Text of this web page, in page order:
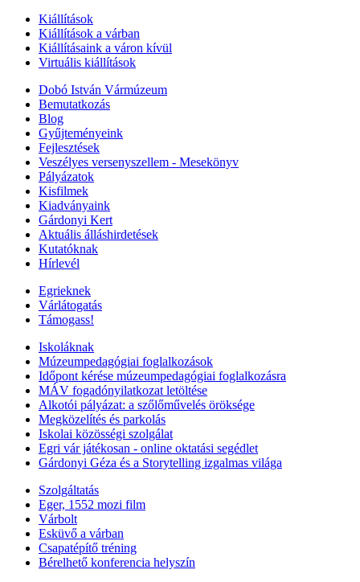
Kiállítások
Kiállítások a várban
Kiállításaink a váron kívül
Virtuális kiállítások
Dobó István Vármúzeum
Bemutatkozás
Blog
Gyűjteményeink
Fejlesztések
Veszélyes versenyszellem - Mesekönyv
Pályázatok
Kisfilmek
Kiadványaink
Gárdonyi Kert
Aktuális álláshirdetések
Kutatóknak
Hírlevél
Egrieknek
Várlátogatás
Támogass!
Iskoláknak
Múzeumpedagógiai foglalkozások
Időpont kérése múzeumpedagógiai foglalkozásra
MÁV fogadónyilatkozat letöltése
Alkotói pályázat: a szőlőművelés öröksége
Megközelítés és parkolás
Iskolai közösségi szolgálat
Egri vár játékosan - online oktatási segédlet
Gárdonyi Géza és a Storytelling izgalmas világa
Szolgáltatás
Eger, 1552 mozi film
Várbolt
Esküvő a várban
Csapatépítő tréning
Bérelhető konferencia helyszín